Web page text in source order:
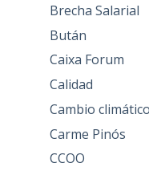
Brecha Salarial
Bután
Caixa Forum
Calidad
Cambio climático
Carme Pinós
CCOO